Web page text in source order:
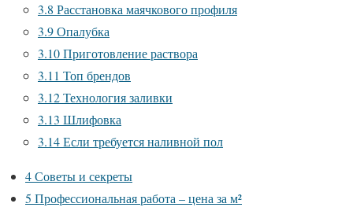
3.8 Расстановка маячкового профиля
3.9Опалубка
3.10Приготовление раствора
3.11 Топ брендов
3.12Технология заливки
3.13 Шлифовка
3.14Если требуется наливной пол
4Советы и секреты
5 Профессиональная работа – цена за м²